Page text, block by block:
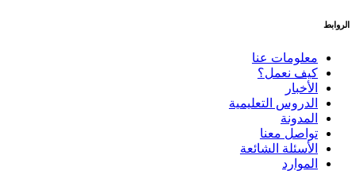
الروابط
معلومات عنا
كيف نعمل؟
الأخبار
الدروس التعليمية
المدونة
تواصل معنا
الأسئلة الشائعة
الموارد